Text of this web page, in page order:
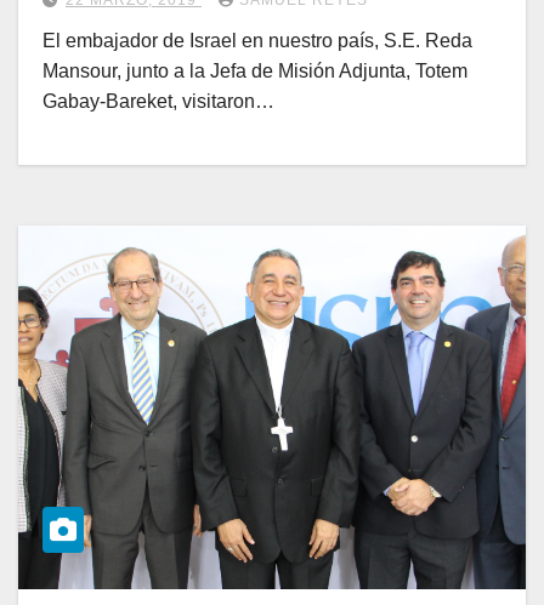
El embajador de Israel en nuestro país, S.E. Reda
Mansour, junto a la Jefa de Misión Adjunta, Totem
Gabay-Bareket, visitaron…